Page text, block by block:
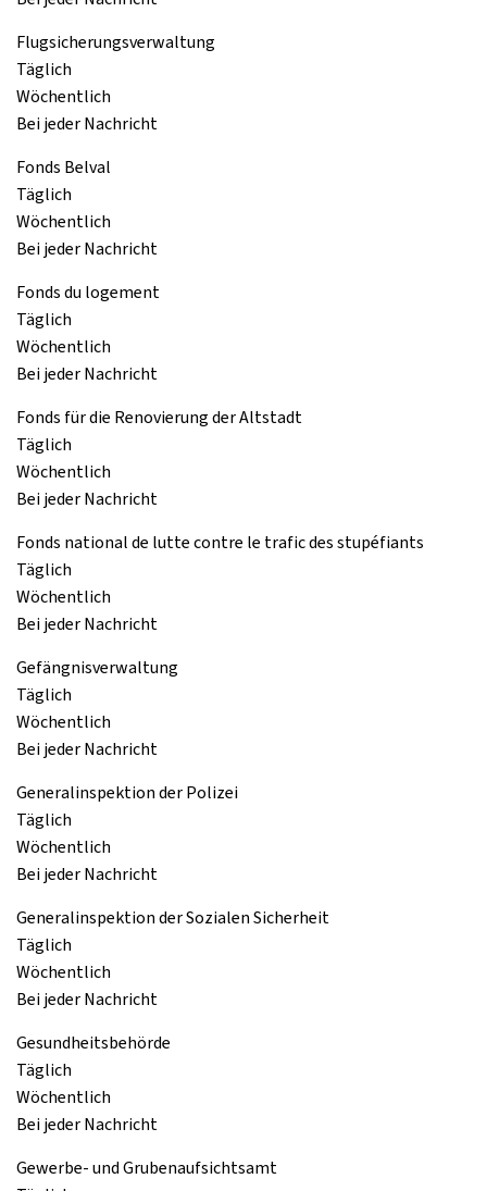
Flugsicherungsverwaltung
Täglich
Wöchentlich
Bei jeder Nachricht
Fonds Belval
Täglich
Wöchentlich
Bei jeder Nachricht
Fonds du logement
Täglich
Wöchentlich
Bei jeder Nachricht
Fonds für die Renovierung der Altstadt
Täglich
Wöchentlich
Bei jeder Nachricht
Fonds national de lutte contre le trafic des stupéfiants
Täglich
Wöchentlich
Bei jeder Nachricht
Gefängnisverwaltung
Täglich
Wöchentlich
Bei jeder Nachricht
Generalinspektion der Polizei
Täglich
Wöchentlich
Bei jeder Nachricht
Generalinspektion der Sozialen Sicherheit
Täglich
Wöchentlich
Bei jeder Nachricht
Gesundheitsbehörde
Täglich
Wöchentlich
Bei jeder Nachricht
Gewerbe- und Grubenaufsichtsamt